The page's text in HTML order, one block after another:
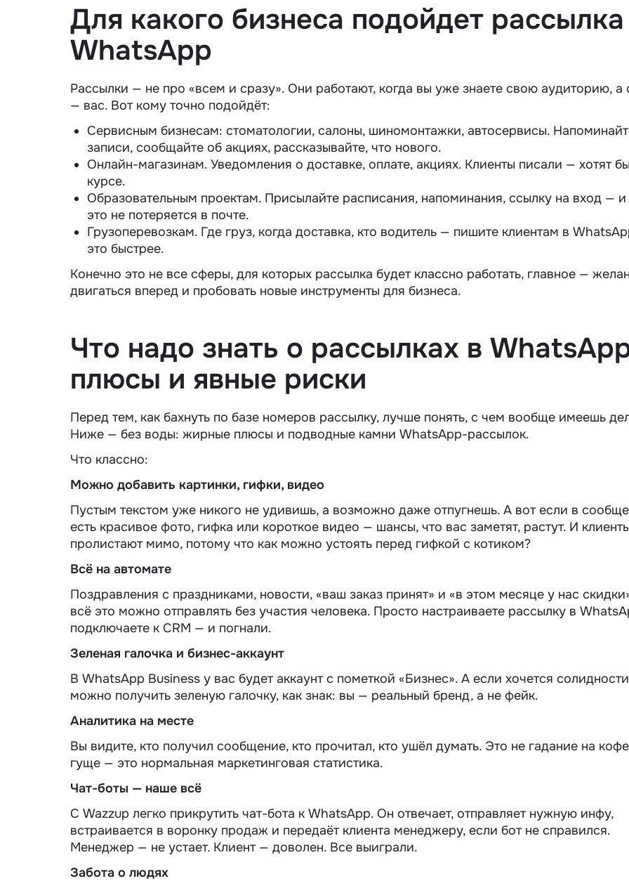
Для какого бизнеса подойдет
WhatsApp
Рассылки — не про «всем и сразу». Они работают, когда вы уже знаете свою аудиторию, а
— вас. Вот кому точно подойдёт:
Сервисным бизнесам: стоматологии, салоны, шиномонтажки, автосервисы.
записи, сообщайте об акциях, рассказывайте, что нового.
Онлайн-магазинам. Уведомления о доставке, оплате, акциях. Клиенты писали — хотят
курсе.
Образовательным проектам. Присылайте расписания, напоминания, ссылку на вход — и
это не потеряется в почте.
Грузоперевозкам. Где груз, когда доставка, кто водитель — пишите клиентам в
это быстрее.
Конечно это не все сферы, для которых рассылка будет классно работать, главное —
двигаться вперед и пробовать новые инструменты для бизнеса.
Что надо знать о рассылках в
плюсы и явные риски
Перед тем, как бахнуть по базе номеров рассылку, лучше понять, с чем вообще имеешь
Ниже — без воды: жирные плюсы и подводные камни WhatsApp-рассылок.
Что классно:
Можно добавить картинки, гифки, видео
Пустым текстом уже никого не удивишь, а возможно даже отпугнешь. А вот если в
есть красивое фото, гифка или короткое видео — шансы, что вас заметят, растут. И
пролистают мимо, потому что как можно устоять перед гифкой с котиком?
Всё на автомате
Поздравления с праздниками, новости, «ваш заказ принят» и «в этом месяце у нас
всё это можно отправлять без участия человека. Просто настраиваете рассылку в
подключаете к CRM — и погнали.
Зеленая галочка и бизнес-аккаунт
В WhatsApp Business у вас будет аккаунт с пометкой «Бизнес». А если хочется
можно получить зеленую галочку, как знак: вы — реальный бренд, а не фейк.
Аналитика на месте
Вы видите, кто получил сообщение, кто прочитал, кто ушёл думать. Это не гадание на
гуще — это нормальная маркетинговая статистика.
Чат-боты — наше всё
С Wazzup легко прикрутить чат-бота к WhatsApp. Он отвечает, отправляет нужную инфу,
встраивается в воронку продаж и передаёт клиента менеджеру, если бот не справился.
Менеджер — не устает. Клиент — доволен. Все выиграли.
Забота о людях